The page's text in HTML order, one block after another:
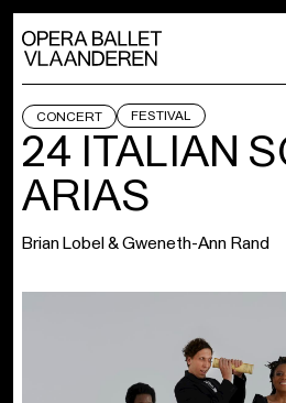
CONCERT FESTIVAL
24 ITALIAN
ARIAS
Brian Lobel & Gweneth-Ann Rand